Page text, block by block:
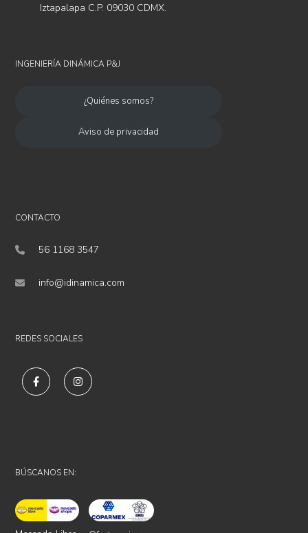
Iztapalapa C.P. 09030 CDMX.
INGENIERÍA DINÁMICA P&J
¿Quiénes somos?
Aviso de privacidad
CONTACTO
56 1168 3547
info@idinamica.com
REDES SOCIALES
BÚSCANOS EN: